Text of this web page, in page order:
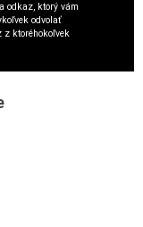
odkaz, ktorý vám
odvolať
z ktoréhokoľvek